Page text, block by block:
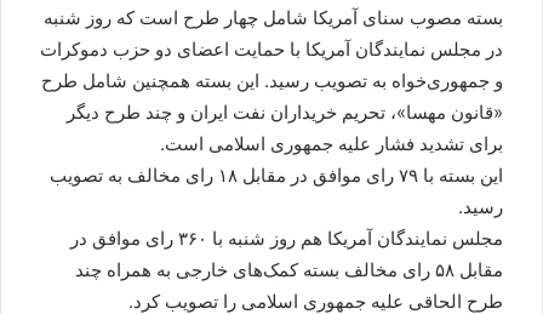
بسته مصوب سنای آمریکا شامل چهار طرح است که روز شنبه
در مجلس نمایندگان آمریکا با حمایت اعضای دو حزب دموکرات
و جمهوری‌خواه به تصویب رسید. این بسته همچنین شامل طرح
«قانون مهسا»، تحریم خریداران نفت ایران و چند طرح دیگر
برای تشدید فشار علیه جمهوری اسلامی است.
این بسته با ۷۹ رای موافق در مقابل ۱۸ رای مخالف به تصویب
رسید.
مجلس نمایندگان آمریکا هم روز شنبه با ۳۶۰ رای موافق در
مقابل ۵۸ رای مخالف بسته کمک‌های خارجی به همراه چند
طرح الحاقی علیه جمهوری اسلامی را تصویب کرد.